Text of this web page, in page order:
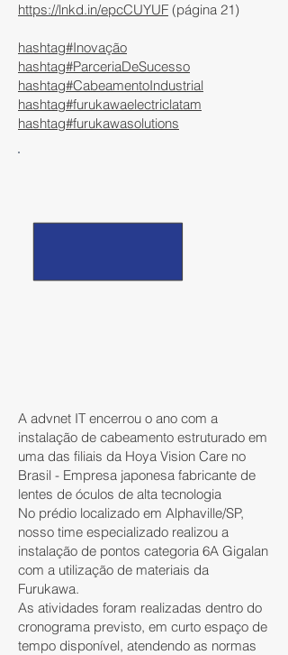
https://lnkd.in/epcCUYUF (página 21)
hashtag#Inovação
hashtag#ParceriaDeSucesso
hashtag#CabeamentoIndustrial
hashtag#furukawaelectriclatam
hashtag#furukawasolutions
A advnet IT encerrou o ano com a
instalação de cabeamento estruturado em
uma das filiais da Hoya Vision Care no
Brasil - Empresa japonesa fabricante de
lentes de óculos de alta tecnologia
No prédio localizado em Alphaville/SP,
nosso time especializado realizou a
instalação de pontos categoria 6A Gigalan
com a utilização de materiais da
Furukawa.
As atividades foram realizadas dentro do
cronograma previsto, em curto espaço de
tempo disponível, atendendo as normas